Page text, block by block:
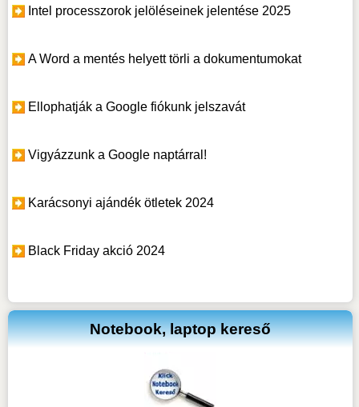
Intel processzorok jelöléseinek jelentése 2025
A Word a mentés helyett törli a dokumentumokat
Ellophatják a Google fiókunk jelszavát
Vigyázzunk a Google naptárral!
Karácsonyi ajándék ötletek 2024
Black Friday akció 2024
Notebook, laptop kereső